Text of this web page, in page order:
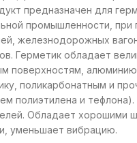
предназначен для
промышленности, при
железнодорожных
Герметик обладает
поверхностям,
поликарбонатным и
полиэтилена и
Обладает хорошими
уменьшает вибрацию.